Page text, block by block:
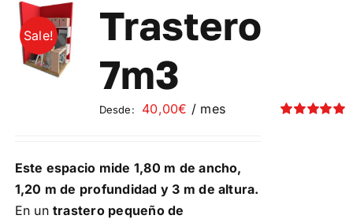
opciones
pueden
elegir
en
de
producto
Sale!
Trastero
7m3
Desde: 40,00€ / mes
Este espacio mide 1,80 m de ancho,
1,20 m de profundidad y 3 m de altura.
En un trastero pequeño de